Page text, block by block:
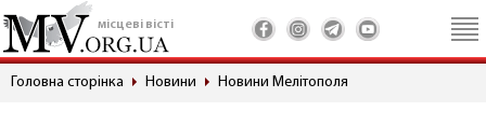
місцеві вісті
Головна сторінка Новини Новини Мелітополя